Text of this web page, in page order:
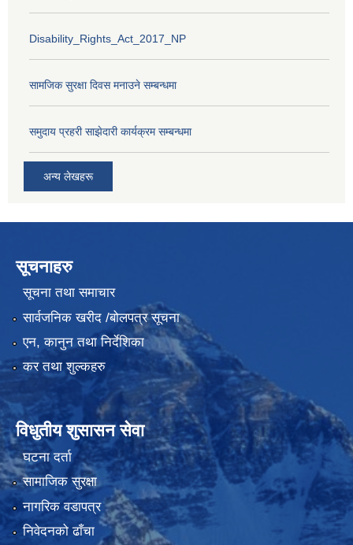
Disability_Rights_Act_2017_NP
सामजिक सुरक्षा दिवस मनाउने सम्बन्धमा
समुदाय प्रहरी साझेदारी कार्यक्रम सम्बन्धमा
अन्य लेखहरू
सूचनाहरु
सूचना तथा समाचार
सार्वजनिक खरीद /बोलपत्र सूचना
एन, कानुन तथा निर्देशिका
कर तथा शुल्कहरु
विधुतीय शुसासन सेवा
घटना दर्ता
सामाजिक सुरक्षा
नागरिक वडापत्र
निवेदनको ढाँचा